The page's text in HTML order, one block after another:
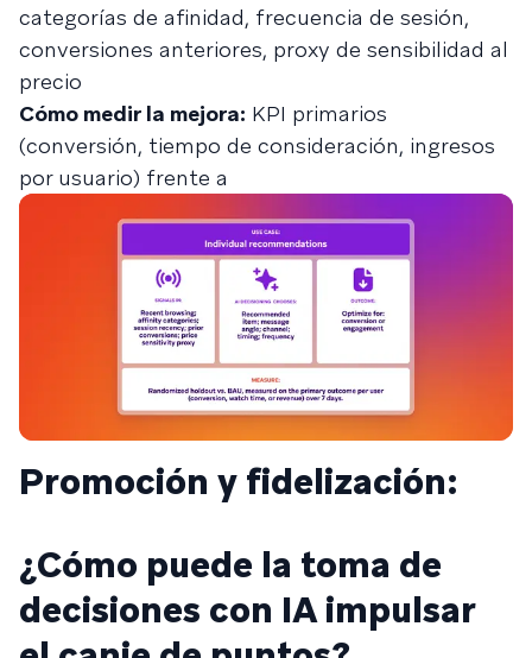
categorías de afinidad, frecuencia de sesión,
conversiones anteriores, proxy de sensibilidad al
precio
Cómo medir la mejora: KPI primarios
(conversión, tiempo de consideración, ingresos
por usuario) frente a
Promoción y fidelización:
¿Cómo puede la toma de
decisiones con IA impulsar